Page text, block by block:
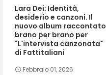
Lara Dei: Identità,
desiderio e canzoni. Il
nuovo album raccontato
brano per brano per
"L'intervista canzonata"
di Fattitaliani
Febbraio 01, 2026